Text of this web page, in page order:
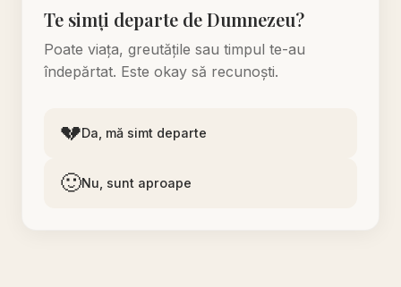
Te simți departe de Dumnezeu?
Poate viața, greutățile sau timpul te-au
îndepărtat. Este okay să recunoști.
💔Da, mă simt departe
🙂Nu, sunt aproape